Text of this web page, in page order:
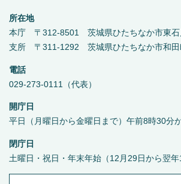
所在地
本庁 〒312-8501 茨城県ひたちなか市東石
支所 〒311-1292 茨城県ひたちなか市和田
電話
029-273-0111（代表）
開庁日
平日（月曜日から金曜日まで）午前8時30分
閉庁日
土曜日・祝日・年末年始（12月29日から翌年